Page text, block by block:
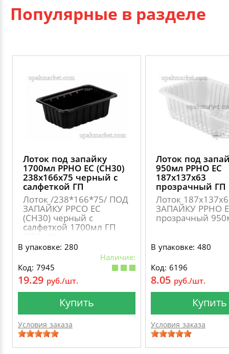
Популярные в разделе
Лоток под запайку
1700мл PPHO EC (CН30)
238х166х75 черный с
салфеткой ГП
Лоток /238*166*75/ ПОД
ЗАПАЙКУ PPСO ЕС
(CН30) черный c
салфеткой 1700мл ГП
(280шт)
В упаковке: 280
Наличие:
Код: 7945
19.29 руб./шт.
Купить
Условия заказа
Лоток под
950мл PPHO EC
187х137х63
прозрачный ГП
Лоток
ЗАПАЙКУ PPHO
прозрачный
В упаковке: 480
Код: 6196
8.05 руб./шт.
Купить
Условия заказа